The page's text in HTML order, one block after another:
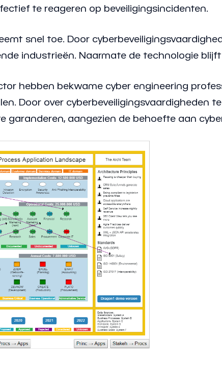
te reageren op beveiligingsincidenten.
snel toe. Door
industrieën. Naarmate de technologie
hebben bekwame cyber engineering
Door over cyberbeveiligingsvaardigheden
garanderen, aangezien de behoefte aan